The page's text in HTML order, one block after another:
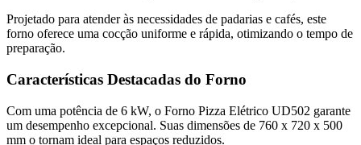
Projetado para atender às necessidades de padarias e cafés, este
forno oferece uma cocção uniforme e rápida, otimizando o tempo de
preparação.
Características Destacadas do Forno
Com uma potência de 6 kW, o Forno Pizza Elétrico UD502 garante
um desempenho excepcional. Suas dimensões de 760 x 720 x 500
mm o tornam ideal para espaços reduzidos.